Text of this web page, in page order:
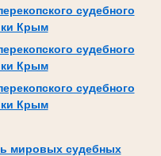
судебного
Крым
судебного
Крым
судебного
Крым
мировых судебных